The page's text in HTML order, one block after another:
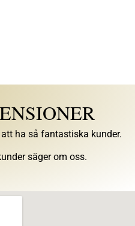
ha så fantastiska kunder.
säger om oss.